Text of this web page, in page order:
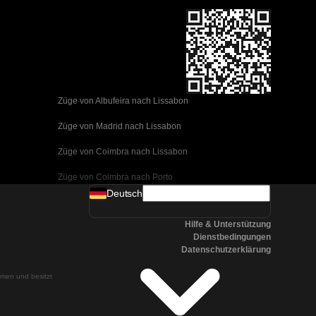
Züge von Albufeira nach Lissabon
Züge von Madrid nach Lissabon
Züge von Coimbra nach Lissabon
Züge von Coimbra nach Porto
Züge von Valencia nach Barcelona
Züge von Malaga nach Barcelona
Züge von Malaga nach Madrid
Züge von Cordoba nach Madrid
und besitzt
Deutsch
Hilfe & Unterstützung
Dienstbedingungen
Datenschutzerklärung